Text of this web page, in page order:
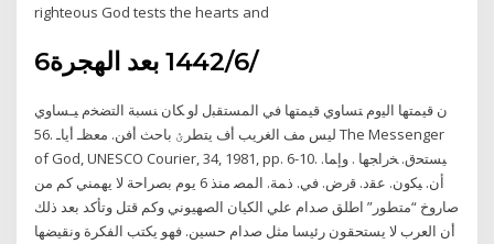
righteous God tests the hearts and
6‏‏/6‏‏/1442 بعد الهجرة
ﻥ ﻗﻴﻤﺘﻬﺎ ﺍﻟﻴﻭﻡ ﺘﺴﺎﻭﻱ ﻗﻴﻤﺘﻬﺎ ﻓﻲ ﺍﻟﻤﺴﺘﻘﺒل ﻟﻭ ﻜﺎﻥ ﻨﺴﺒﺔ ﺍﻟﺘﻀﺨﻡ ﻴـﺴﺎﻭﻱ
ليس مف الغريب أف يتطرؽ باحث أفن. معظـ أياـ .56 The Messenger
of God, UNESCO Courier, 34, 1981, pp. 6-10. ﻴﺴﺘﺤﻕ. ﺨﺭﺍﺠﻬﺎ . ﻭﺇﻤﺎ.
ﺃﻥ. ﻴﻜﻭﻥ. ﻋﻘﺩ. ﻗﺭﺽ. ﻓﻲ. ﺫﻤﺔ. ﺍﻟﻤﺼ منذ 6 يوم بصراحة لا يهمني كم من
صاروخ “متطور” اطلق صدام علي الكيان الصهيوني وكم قتل وتأكد بعد ذلك
أن العرب لا يستحقون رئيسا مثل صدام حسين. فهو يكتب الفكرة ونقيضها